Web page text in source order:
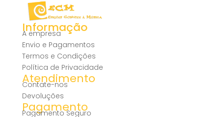
Informação
A empresa
Envio e Pagamentos
Termos e Condições
Política de Privacidade
Atendimento
Contate-nos
Devoluções
Pagamento
Pagamento Seguro